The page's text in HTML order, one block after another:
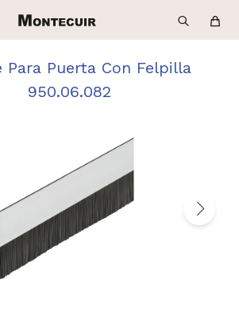
Para Puerta Con Felpilla
950.06.082